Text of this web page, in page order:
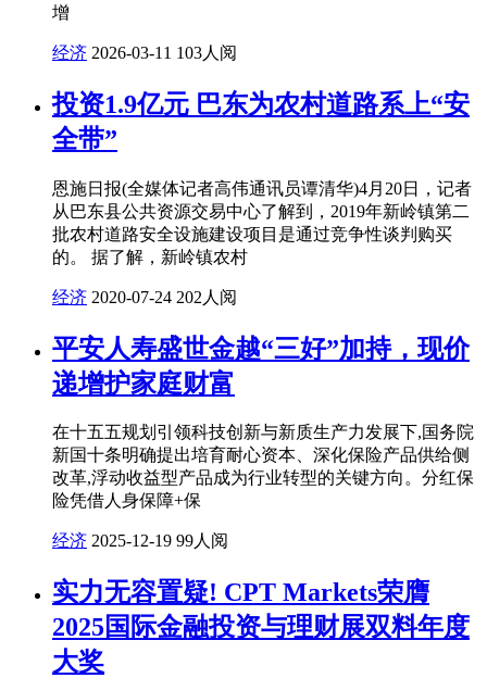
增
经济 2026-03-11 103人阅
投资1.9亿元 巴东为农村道路系上“安
全带”
恩施日报(全媒体记者高伟通讯员谭清华)4月20日，记者
从巴东县公共资源交易中心了解到，2019年新岭镇第二
批农村道路安全设施建设项目是通过竞争性谈判购买
的。 据了解，新岭镇农村
经济 2020-07-24 202人阅
平安人寿盛世金越“三好”加持，现价
递增护家庭财富
在十五五规划引领科技创新与新质生产力发展下,国务院
新国十条明确提出培育耐心资本、深化保险产品供给侧
改革,浮动收益型产品成为行业转型的关键方向。分红保
险凭借人身保障+保
经济 2025-12-19 99人阅
实力无容置疑! CPT Markets荣膺
2025国际金融投资与理财展双料年度
大奖